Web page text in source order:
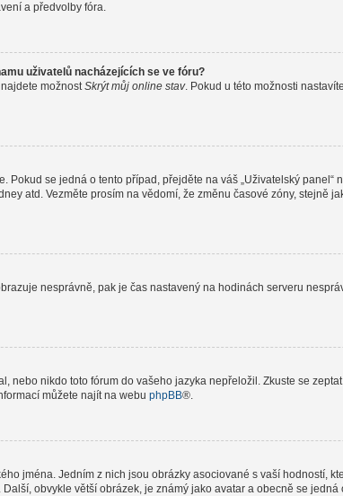
a předvolby fóra.
uživatelů nacházejících se ve fóru?
najdete možnostSkrýt můj online stav. Pokud u této možnosti
se jedná o tento případ, přejděte na váš „Uživatelský panel“
atd. Vezměte prosím na vědomí, že změnu časové zóny, stejně
nesprávně, pak je čas nastavený na hodinách serveru
nebo nikdo toto fórum do vašeho jazyka nepřeložil. Zkuste se
můžete najít na webu phpBB®.
jména. Jedním z nich jsou obrázky asociované s vaší hodností,
obvykle větší obrázek, je známý jako avatar a obecně se